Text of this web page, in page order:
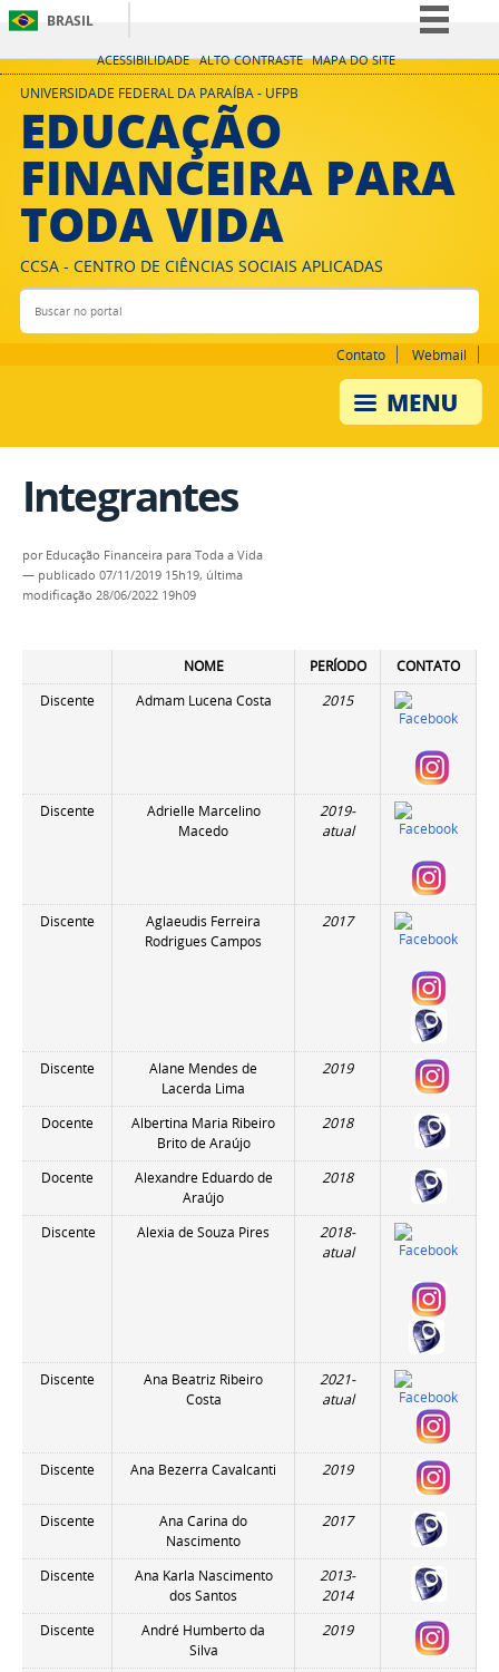
ACESSIBILIDADE ALTO CONTRASTE MAPA DO SITE
BRASIL
Simplifique!
Acesso à informação
Legislação
UNIVERSIDADE FEDERAL DA PARAÍBA - UFPB
EDUCAÇÃO
FINANCEIRA PARA
TODA VIDA
CCSA - CENTRO DE CIÊNCIAS SOCIAIS APLICADAS
Buscar no portal
Contato Webmail
Integrantes
por Educação Financeira para Toda a Vida
— publicado 07/11/2019 15h19, última
modificação 28/06/2022 19h09
NOME PERÍODO CONTATO
Discente
Admam Lucena Costa 2015
Discente
Adrielle Marcelino
Macedo
2019-
atual
Discente
Aglaeudis Ferreira
Rodrigues Campos
2017
Discente
Alane Mendes de
Lacerda Lima
2019
Docente
Albertina Maria Ribeiro
Brito de Araújo
2018
Docente
Alexandre Eduardo de
Araújo
2018
Discente Alexia de Souza Pires
2018-
atual
Discente
Ana Beatriz Ribeiro
Costa
2021-
atual
Discente Ana Bezerra Cavalcanti 2019
Discente
Ana Carina do
Nascimento
2017
Discente
Ana Karla Nascimento
dos Santos
2013-
2014
Discente
André Humberto da
Silva
2019